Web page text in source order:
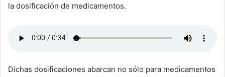
la dosificación de medicamentos.
Dichas dosificaciones abarcan no sólo para medicamentos